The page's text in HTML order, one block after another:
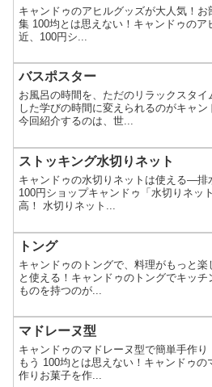
キャンドゥのアヒルグッズが大人気！
集 100均とは思えない！キャンドゥの
近、100円シ...
バスポスター
お風呂の時間を、ただのリラックスタイ
した学びの時間に変えられるのがキャン
今回紹介するのは、世...
ストッキング水切りネット
キャンドゥの水切りネットは使える―排
100円ショップキャンドゥ「水切りネッ
高！ 水切りネット...
トング
キャンドゥのトングで、料理がもっと
と使える！キャンドゥのトングでキッ
ものを持つのが...
マドレーヌ型
キャンドゥのマドレーヌ型で簡単手作
もう 100均とは思えない！キャンドゥ
作りお菓子を作...